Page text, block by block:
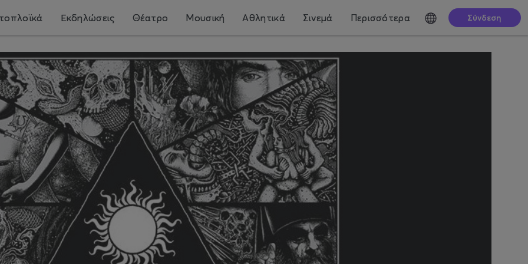
Εκδηλώσεις Θέατρο Μουσική Αθλητικά Σινεμά Περισσότερα Σύνδεση